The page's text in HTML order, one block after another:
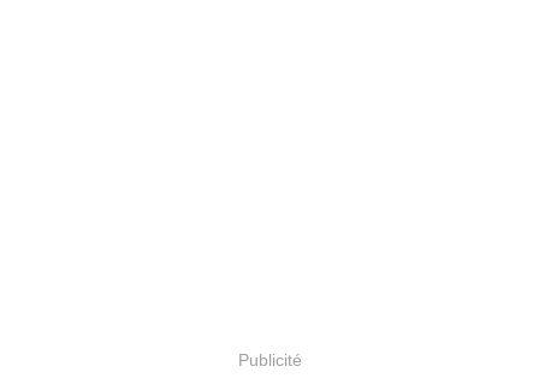
Publicité